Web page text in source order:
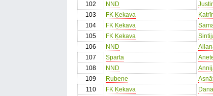
102
NND
103
FK Ķekava
104
FK Ķekava
105
FK Ķekava
106
NND
107
Sparta
108
NND
109
Rubene
110
FK Ķekava